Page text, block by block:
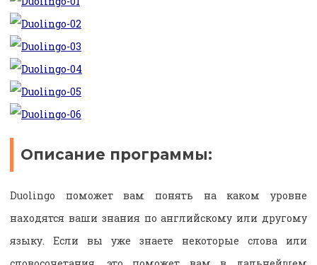
Описание программы:
Duolingo поможет вам понять на каком уровне
находятся ваши знания по английскому или другому
языку. Если вы уже знаете некоторые слова или